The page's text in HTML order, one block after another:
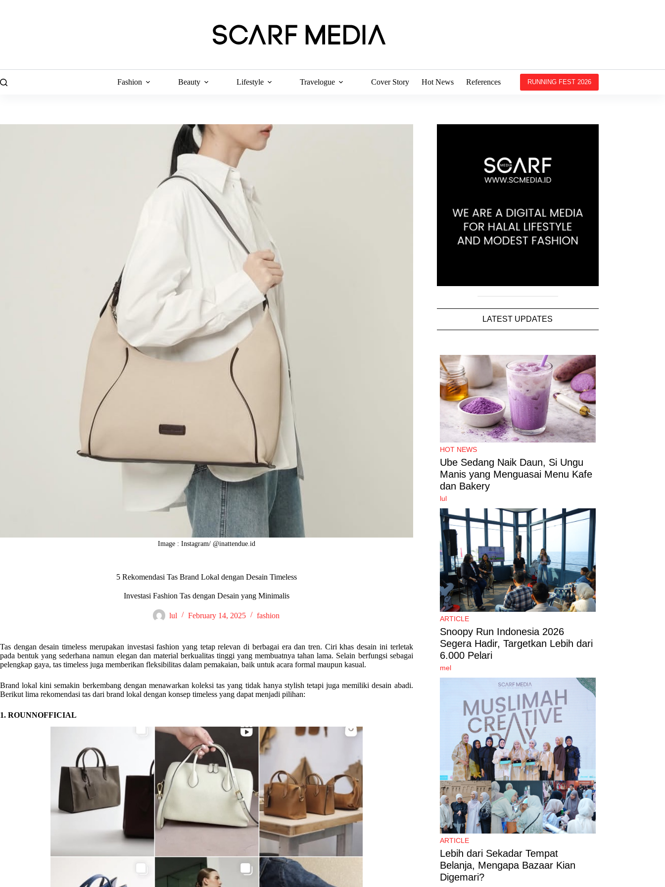
Fashion Beauty Lifestyle Travelogue Cover Story Hot News References RUNNING FEST 2026
Image : Instagram/ @inattendue.id
5 Rekomendasi Tas Brand Lokal dengan Desain Timeless
Investasi Fashion Tas dengan Desain yang Minimalis
lul February 14, 2025 fashion
Tas dengan desain timeless merupakan investasi fashion yang tetap relevan di berbagai era dan tren. Ciri khas desain ini terletak
pada bentuk yang sederhana namun elegan dan material berkualitas tinggi yang membuatnya tahan lama. Selain berfungsi sebagai
pelengkap gaya, tas timeless juga memberikan fleksibilitas dalam pemakaian, baik untuk acara formal maupun kasual.
Brand lokal kini semakin berkembang dengan menawarkan koleksi tas yang tidak hanya stylish tetapi juga memiliki desain abadi.
Berikut lima rekomendasi tas dari brand lokal dengan konsep timeless yang dapat menjadi pilihan:
1. ROUNNOFFICIAL
LATEST UPDATES
HOT NEWS
Ube Sedang Naik Daun, Si Ungu
Manis yang Menguasai Menu Kafe
dan Bakery
lul
ARTICLE
Snoopy Run Indonesia 2026
Segera Hadir, Targetkan Lebih dari
6.000 Pelari
mel
ARTICLE
Lebih dari Sekadar Tempat
Belanja, Mengapa Bazaar Kian
Digemari?